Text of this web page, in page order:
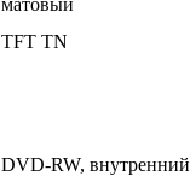
матовый
TFT TN
DVD-RW, внутренний